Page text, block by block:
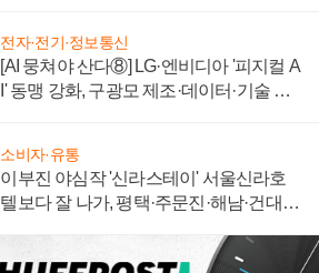
전자·전기·정보통신
[AI 뭉쳐야 산다⑧] LG·엔비디아 '피지컬 A
I' 동맹 강화, 구광모 제조·데이터·기술 결
소비자·유통
이부진 야심작 '신라스테이' 서울신라호
텔보다 잘 나가, 평택·주문진·해남·건대로